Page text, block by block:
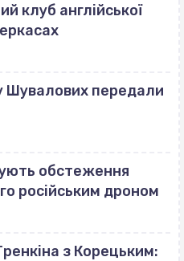
клуб англійської
Шувалових передали
обстеження
російським дроном
з Корецьким: